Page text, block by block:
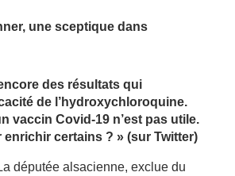
une sceptique dans
des résultats qui
de l’hydroxychloroquine.
vaccin Covid-19 n’est pas utile.
enrichir certains ? » (sur Twitter)
députée alsacienne, exclue du